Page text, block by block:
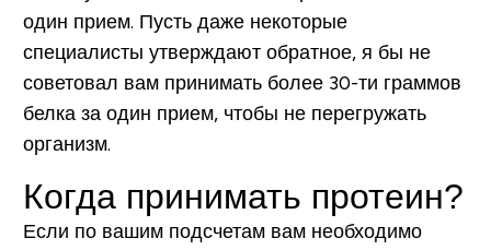
один прием. Пусть даже некоторые
специалисты утверждают обратное, я бы не
советовал вам принимать более 30-ти граммов
белка за один прием, чтобы не перегружать
организм.
Когда принимать протеин?
Если по вашим подсчетам вам необходимо